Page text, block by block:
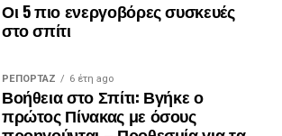
Οι 5 πιο ενεργοβόρες συσκευές
στο σπίτι
ΡΕΠΟΡΤΑΖ 6 έτη ago
Βοήθεια στο Σπίτι: Βγήκε ο
πρώτος Πίνακας με όσους